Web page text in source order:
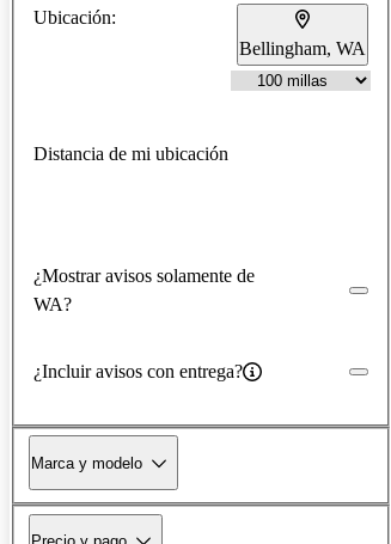
Ubicación:
Bellingham, WA
Distancia de mi ubicación
¿Mostrar avisos solamente de
WA?
¿Incluir avisos con entrega?
Marca y modelo